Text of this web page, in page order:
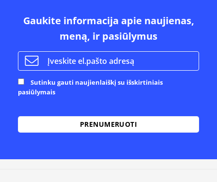
Gaukite informacija apie naujienas,
meną, ir pasiūlymus
Sutinku gauti naujienlaiškį su išskirtiniais
pasiūlymais